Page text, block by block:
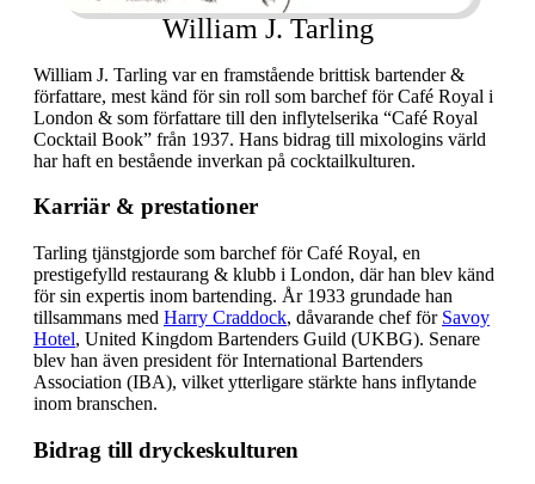
William J. Tarling
William J. Tarling var en framstående brittisk bartender &
författare, mest känd för sin roll som barchef för Café Royal i
London & som författare till den inflytelserika “Café Royal
Cocktail Book” från 1937. Hans bidrag till mixologins värld
har haft en bestående inverkan på cocktailkulturen.
Karriär & prestationer
Tarling tjänstgjorde som barchef för Café Royal, en
prestigefylld restaurang & klubb i London, där han blev känd
för sin expertis inom bartending. År 1933 grundade han
tillsammans med Harry Craddock, dåvarande chef för Savoy
Hotel, United Kingdom Bartenders Guild (UKBG). Senare
blev han även president för International Bartenders
Association (IBA), vilket ytterligare stärkte hans inflytande
inom branschen.
Bidrag till dryckeskulturen